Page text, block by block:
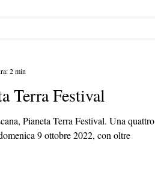
Terra Festival
Pianeta Terra Festival. Una quattro
9 ottobre 2022, con oltre
2 min